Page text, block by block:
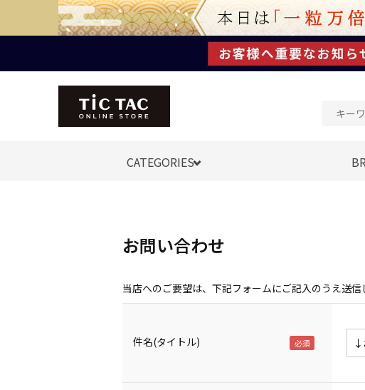
CATEGORIES
お問い合わせ
当店へのご要望は、下記フォームにご記入のうえ送信
件名(タイトル)